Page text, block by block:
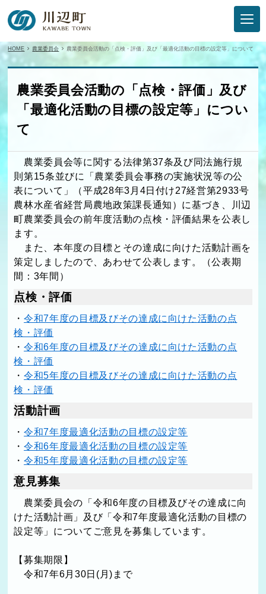
HOME 農業委員会 農業委員会活動の「点検・評価」及び「最適化活動の目標の設定等」について
農業委員会活動の「点検・評価」及び
「最適化活動の目標の設定等」につい
て
農業委員会等に関する法律第37条及び同法施行規
則第15条並びに「農業委員会事務の実施状況等の公
表について」（平成28年3月4日付け27経営第2933号
農林水産省経営局農地政策課長通知）に基づき、川辺
町農業委員会の前年度活動の点検・評価結果を公表し
ます。
また、本年度の目標とその達成に向けた活動計画を
策定しましたので、あわせて公表します。（公表期
間：3年間）
点検・評価
・令和7年度の目標及びその達成に向けた活動の点
検・評価
・令和6年度の目標及びその達成に向けた活動の点
検・評価
・令和5年度の目標及びその達成に向けた活動の点
検・評価
活動計画
・令和7年度最適化活動の目標の設定等
・令和6年度最適化活動の目標の設定等
・令和5年度最適化活動の目標の設定等
意見募集
農業委員会の「令和6年度の目標及びその達成に向
けた活動計画」及び「令和7年度最適化活動の目標の
設定等」についてご意見を募集しています。
【募集期限】
令和7年6月30日(月)まで